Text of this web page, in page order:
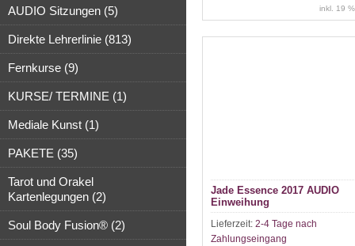
AUDIO Sitzungen (5)
Direkte Lehrerlinie (813)
Fernkurse (9)
KURSE/ TERMINE (1)
Mediale Kunst (1)
PAKETE (35)
Tarot und Orakel
Kartenlegungen (2)
Soul Body Fusion® (2)
inkl. 19
Jade Essence 2017 AUDIO
Einweihung
Lieferzeit: 2-4 Tage nach
Zahlungseingang